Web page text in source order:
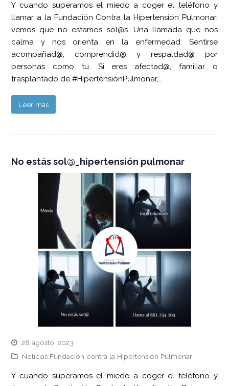
Y cuando superamos el miedo a coger el teléfono y
llamar a la Fundación Contra la Hipertensión Pulmonar,
vemos que no estamos sol@s. Una llamada que nos
calma y nos orienta en la enfermedad. Sentirse
acompañad@, comprendid@ y respaldad@ por
personas como tu. Si eres afectad@, familiar o
trasplantado de #HipertensiónPulmonar,…
Leer más
No estás sol@_hipertensión pulmonar
28 agosto, 2023
Noticias Fundación contra la Hipertensión Pulmonar
Y cuando superamos el miedo a coger el teléfono y